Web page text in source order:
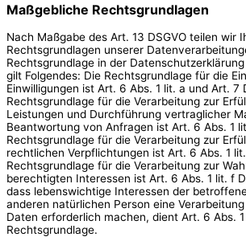
Maßgebliche Rechtsgrundlagen
Nach Maßgabe des Art. 13 DSGVO teilen wir
Rechtsgrundlagen unserer
Rechtsgrundlage in der
gilt Folgendes: Die Rechtsgrundlage für die
Einwilligungen ist Art. 6 Abs. 1 lit. a und Art. 7
Rechtsgrundlage für die Verarbeitung zur
Leistungen und Durchführung vertraglicher
Beantwortung von Anfragen ist Art. 6 Abs. 1
Rechtsgrundlage für die Verarbeitung zur
rechtlichen Verpflichtungen ist Art. 6 Abs. 1
Rechtsgrundlage für die Verarbeitung zur
berechtigten Interessen ist Art. 6 Abs. 1 lit. f
dass lebenswichtige Interessen der
anderen natürlichen Person eine
Daten erforderlich machen, dient Art. 6 Abs. 1
Rechtsgrundlage.